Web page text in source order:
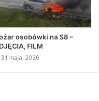
osobówki na S8 –
FILM
31 maja, 2026